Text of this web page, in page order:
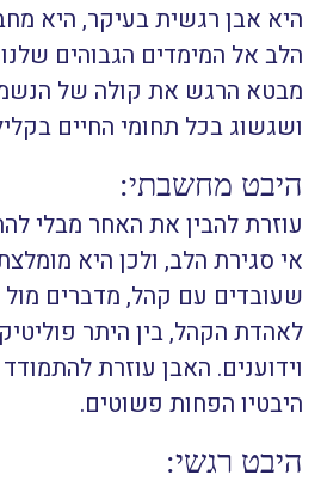
היא אבן רגשית בעיקר, היא
הלב אל המימדים הגבוהים
מבטא הרגש את קולה של
ושגשוג בכל תחומי החיים
היבט מחשבתי:
עוזרת להבין את האחר מבלי
אי סגירת הלב, ולכן היא
שעובדים עם קהל, מדברים מול
לאהדת הקהל, בין היתר
וידוענים. האבן עוזרת
היבטיו הפחות פשוטים.
היבט רגשי: